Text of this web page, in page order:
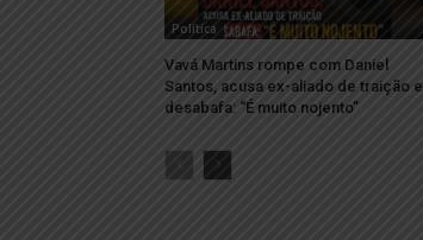
Política
Vavá Martins rompe com Daniel
Santos, acusa ex-aliado de traição e
desabafa: “É muito nojento”